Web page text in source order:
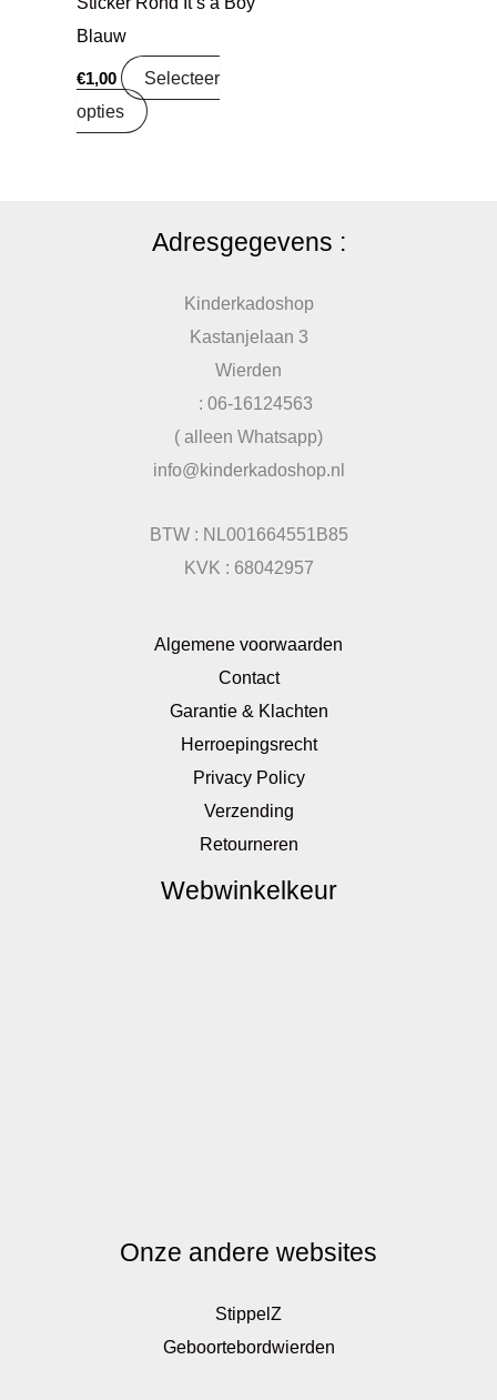
Blauw
€1,00
Selecteer
opties
Adresgegevens :
Kinderkadoshop
Kastanjelaan 3
Wierden
: 06-16124563
( alleen Whatsapp)
info@kinderkadoshop.nl
BTW : NL001664551B85
KVK : 68042957
Algemene voorwaarden
Contact
Garantie & Klachten
Herroepingsrecht
Privacy Policy
Verzending
Retourneren
Webwinkelkeur
Onze andere websites
StippelZ
Geboortebordwierden